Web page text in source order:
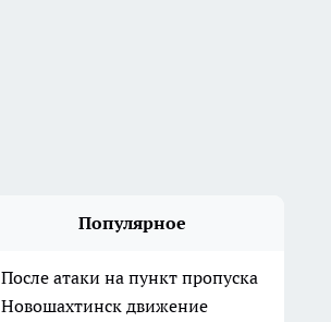
Популярное
После атаки на пункт пропуска
Новошахтинск движение